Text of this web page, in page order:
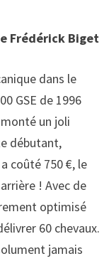
Frédérick Biget
dans le
GSE de 1996
un joli
débutant,
coûté 750 €, le
! Avec de
optimisé
60 chevaux.
jamais